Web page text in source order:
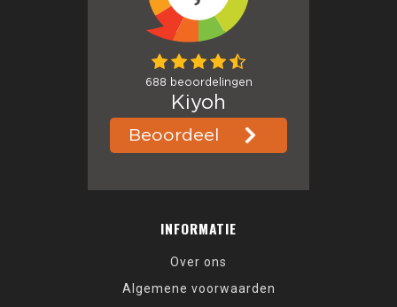
INFORMATIE
Over ons
Algemene voorwaarden